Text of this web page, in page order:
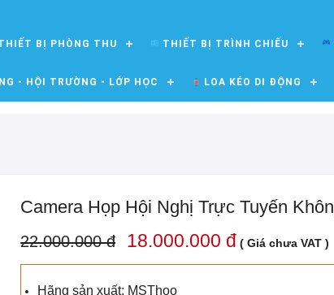
BỊ PHÒNG THU THIẾT BỊ TRÌNH CHIẾU
- HỘI TRƯỜNG - LỚP HỌC LOA KÉO DI ĐỘNG
Camera Họp Hội Nghị Trực Tuyến
22.000.000 đ 18.000.000 đ ( Giá chưa VAT )
Hãng sản xuất: MSThoo